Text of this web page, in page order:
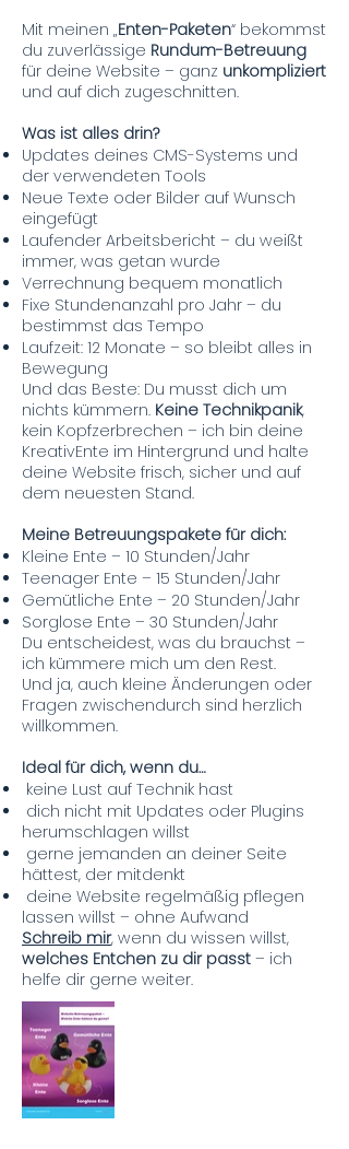
Mit meinen „Enten-Paketen“ bekommst
du zuverlässige Rundum-Betreuung
für deine Website – ganz unkompliziert
und auf dich zugeschnitten.
Was ist alles drin?
Updates deines CMS-Systems und
der verwendeten Tools
Neue Texte oder Bilder auf Wunsch
eingefügt
Laufender Arbeitsbericht – du weißt
immer, was getan wurde
Verrechnung bequem monatlich
Fixe Stundenanzahl pro Jahr – du
bestimmst das Tempo
Laufzeit: 12 Monate – so bleibt alles in
Bewegung
Und das Beste: Du musst dich um
nichts kümmern. Keine Technikpanik,
kein Kopfzerbrechen – ich bin deine
KreativEnte im Hintergrund und halte
deine Website frisch, sicher und auf
dem neuesten Stand.
Meine Betreuungspakete für dich:
Kleine Ente – 10 Stunden/Jahr
Teenager Ente – 15 Stunden/Jahr
Gemütliche Ente – 20 Stunden/Jahr
Sorglose Ente – 30 Stunden/Jahr
Du entscheidest, was du brauchst –
ich kümmere mich um den Rest.
Und ja, auch kleine Änderungen oder
Fragen zwischendurch sind herzlich
willkommen.
Ideal für dich, wenn du…
keine Lust auf Technik hast
dich nicht mit Updates oder Plugins
herumschlagen willst
gerne jemanden an deiner Seite
hättest, der mitdenkt
️ deine Website regelmäßig pflegen
lassen willst – ohne Aufwand
Schreib mir, wenn du wissen willst,
welches Entchen zu dir passt – ich
helfe dir gerne weiter.